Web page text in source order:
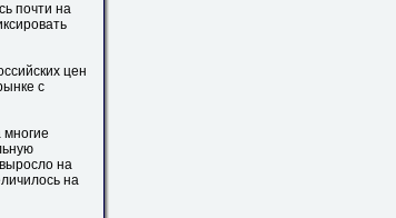
почти на
цен
с
многие
на
на